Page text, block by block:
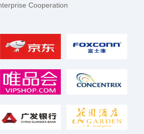
Cooperation